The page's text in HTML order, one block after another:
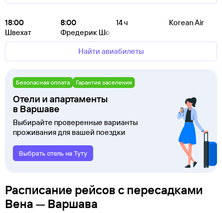
18:00
Швехат
8:00
Фредерик Шопен
14 ч Korean Air
Найти авиабилеты
Безопасная оплата Гарантия заселения
Отели и апартаменты
в Варшаве
Выбирайте проверенные варианты
проживания для вашей поездки
Выбрать отель на Туту
Расписание рейсов с пересадками
Вена — Варшава